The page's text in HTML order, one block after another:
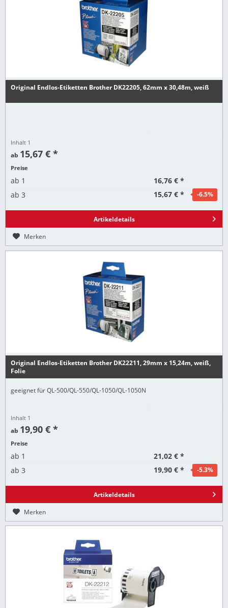
Original Endlos-Etiketten Brother DK22205, 62mm x 30,48m, weiß
Inhalt 1
ab 15,67 € *
Preise
ab 1
16,76 € *
ab 3 15,67 € * -6.5%
Artikeldetails
Merken
Original Endlos-Etiketten Brother DK22211, 29mm x 15,24m, weiß,
Folie
geeignet für QL-500/QL-550/QL-1050/QL-1050N
Inhalt 1
ab 19,90 € *
Preise
ab 1
21,02 € *
ab 3 19,90 € * -5.3%
Artikeldetails
Merken